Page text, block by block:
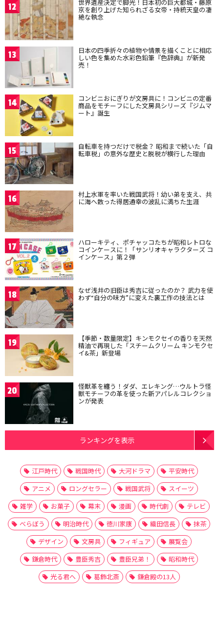
12 世界遺産決定で脚光！日本初の巨大都城・藤原
京を創り上げた知られざる女帝・持統天皇の凄
絶な執念
13 日本の四季折々の植物や情景を描くことに相応
しい色を集めた水彩色鉛筆『色辞典』が新発
売！
14 コンビニおにぎりが文房具に！コンビニの定番
商品をモチーフにした文房具シリーズ『ジムマ
ート』誕生
15 自転車を持つだけで税金？ 昭和まで続いた「自
転車税」の意外な歴史と脱税が横行した理由
16 村上水軍を率いた戦国武将！幼い弟を支え、共
に海へ散った得居通幸の波乱に満ちた生涯
17 ハローキティ、ポチャッコたちが昭和レトロな
コインケースに！「サンリオキャラクターズ コ
インケース」第２弾
18 なぜ浅井の旧臣は秀吉に従ったのか？ 武力を使
わず“自分の味方”に変えた裏工作の技法とは
19 【季節・数量限定】キンモクセイの香りを天然
精油で再現した「スチームクリーム キンモクセ
イ&茶」新登場
20 怪獣革を纏う！ダダ、エレキング…ウルトラ怪
獣モチーフの革を使った新アパレルコレクショ
ンが発表
ランキングを表示
江戸時代 戦国時代 大河ドラマ
平安時代
アニメ
ロングセラー 戦国武将
スイーツ
雑学
お菓子 幕末 漫画 時代劇
テレビ
べらぼう
明治時代 徳川家康 織田信長
抹茶
デザイン
文房具 フィギュア
展覧会
鎌倉時代
豊臣秀吉 豊臣兄弟！
昭和時代
光る君へ
葛飾北斎 鎌倉殿の13人